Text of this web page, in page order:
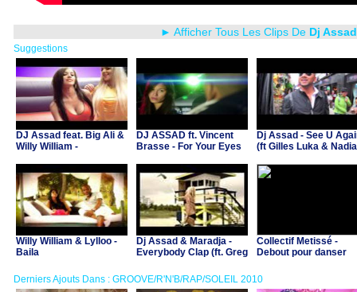
► Afficher Tous Les Clips De Dj Assad
Suggestions
DJ Assad feat. Big Ali &
Willy William -
DJ ASSAD ft. Vincent
Brasse - For Your Eyes
Dj Assad - See U
(ft Gilles Luka & Nadia
Willy William & Lylloo -
Baila
Dj Assad & Maradja -
Everybody Clap (ft. Greg
Collectif Metissé -
Debout pour danser
Derniers Ajouts Dans : GROOVE/R'N'B/RAP/SOLEIL 2010